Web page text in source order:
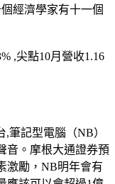
經濟學家有十一個
,尖點10月營收1.16
記型電腦（NB）
音。摩根大通證券預
激勵，NB明年會有